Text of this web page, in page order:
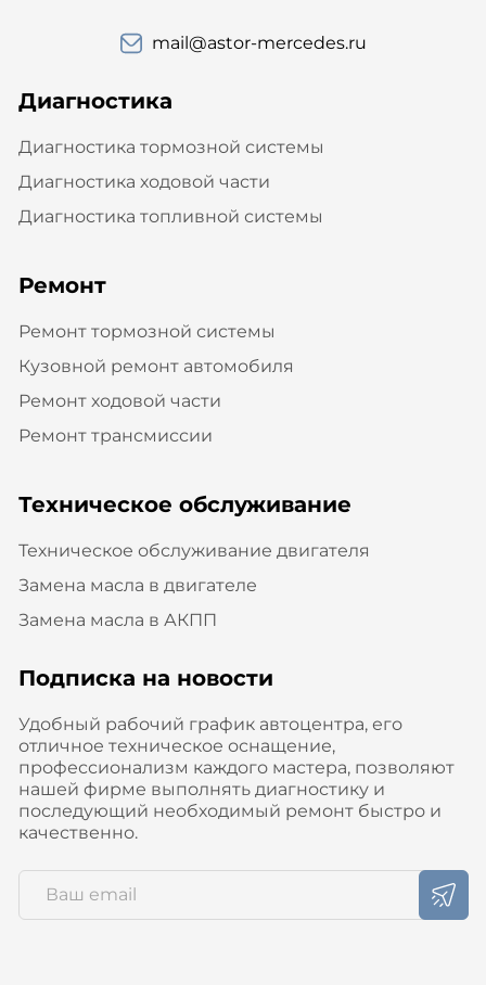
mail@astor-mercedes.ru
Диагностика
Диагностика тормозной системы
Диагностика ходовой части
Диагностика топливной системы
Ремонт
Ремонт тормозной системы
Кузовной ремонт автомобиля
Ремонт ходовой части
Ремонт трансмиссии
Техническое обслуживание
Техническое обслуживание двигателя
Замена масла в двигателе
Замена масла в АКПП
Подписка на новости
Удобный рабочий график автоцентра, его
отличное техническое оснащение,
профессионализм каждого мастера, позволяют
нашей фирме выполнять диагностику и
последующий необходимый ремонт быстро и
качественно.